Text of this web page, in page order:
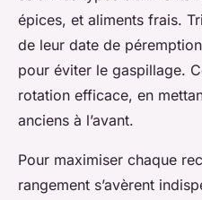
épices, et aliments frais.
de leur date de
pour éviter le gaspillage.
rotation efficace, en
anciens à l’avant.
Pour maximiser chaque
rangement s’avèrent